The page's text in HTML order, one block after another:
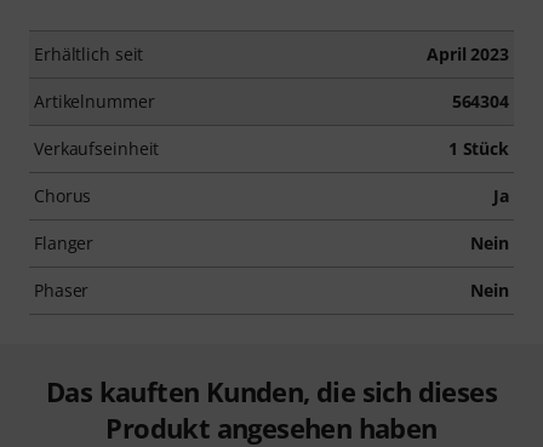
Erhältlich seit April 2023
Artikelnummer 564304
Verkaufseinheit 1 Stück
Chorus Ja
Flanger Nein
Phaser Nein
Das kauften Kunden, die sich dieses
Produkt angesehen haben